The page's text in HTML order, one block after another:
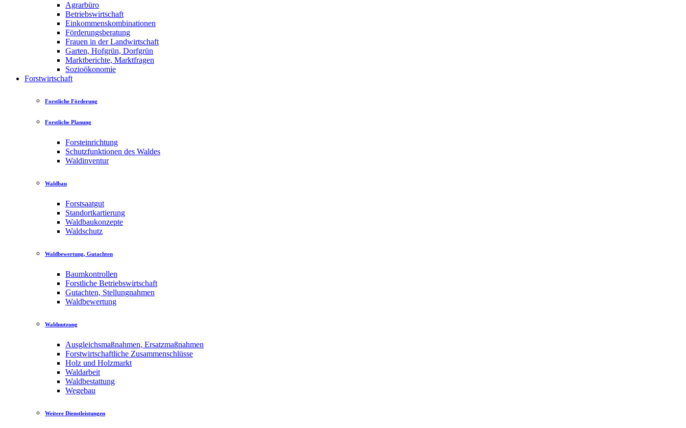
Agrarbüro
Betriebswirtschaft
Einkommenskombinationen
Förderungsberatung
Frauen in der Landwirtschaft
Garten, Hofgrün, Dorfgrün
Marktberichte, Marktfragen
Sozioökonomie
Forstwirtschaft
Forstliche Förderung
Forstliche Planung
Forsteinrichtung
Schutzfunktionen des Waldes
Waldinventur
Waldbau
Forstsaatgut
Standortkartierung
Waldbaukonzepte
Waldschutz
Waldbewertung, Gutachten
Baumkontrollen
Forstliche Betriebswirtschaft
Gutachten, Stellungnahmen
Waldbewertung
Waldnutzung
Ausgleichsmaßnahmen, Ersatzmaßnahmen
Forstwirtschaftliche Zusammenschlüsse
Holz und Holzmarkt
Waldarbeit
Waldbestattung
Wegebau
Weitere Dienstleistungen